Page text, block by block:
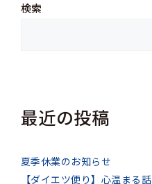
検索
最近の投稿
夏季休業のお知らせ
【ダイエツ便り】心温まる話